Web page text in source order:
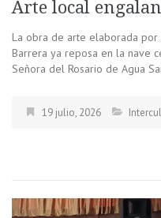
Arte local
La obra de arte elaborada por
Barrera ya reposa en la nave
Señora del Rosario de Agua
19 julio, 2026